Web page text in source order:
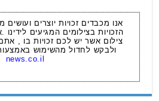
אנו מכבדים זכויות יוצרים
הזכויות בצילומים המגיעים
צילום אשר יש לכם זכויות בו ,
ולבקש לחדול מהשימוש
news.co.il